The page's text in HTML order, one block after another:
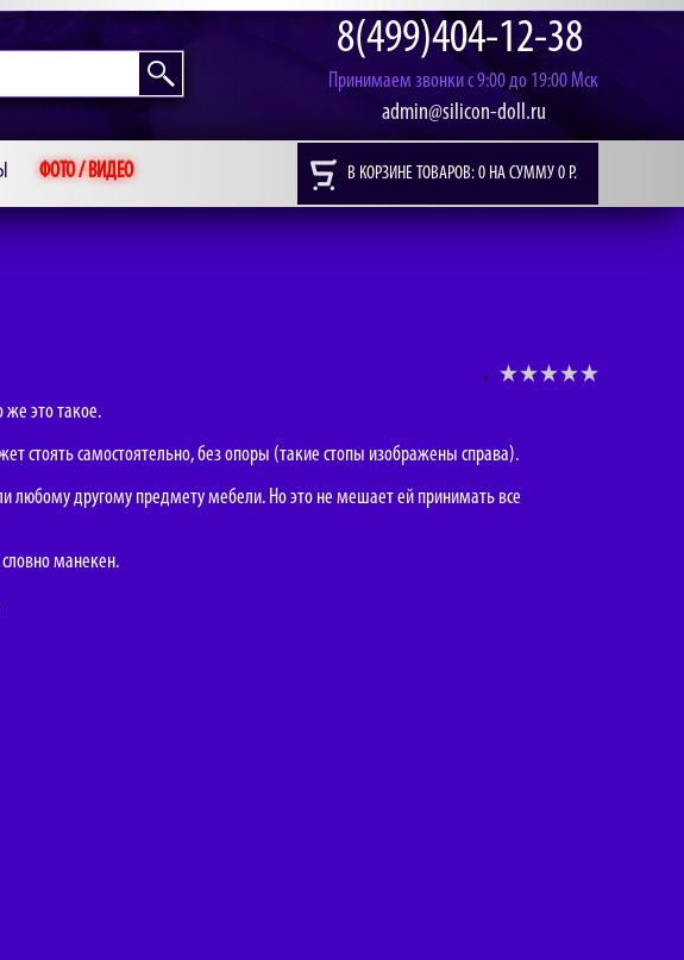
8(499)404-12-38
Принимаем звонки с 9:00 до 19:00 Мск
admin@silicon-doll.ru
ФОТО / ВИДЕО В КОРЗИНЕ ТОВАРОВ: 0 НА СУММУ 0 Р.
же это такое.
стоять самостоятельно, без опоры (такие стопы изображены справа).
любому другому предмету мебели. Но это не мешает ей принимать все
манекен.